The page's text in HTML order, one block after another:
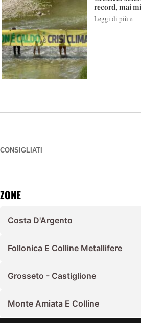
record, mai
Leggi di più »
CONSIGLIATI
ZONE
Costa D'Argento
Follonica E Colline Metallifere
Grosseto - Castiglione
Monte Amiata E Colline